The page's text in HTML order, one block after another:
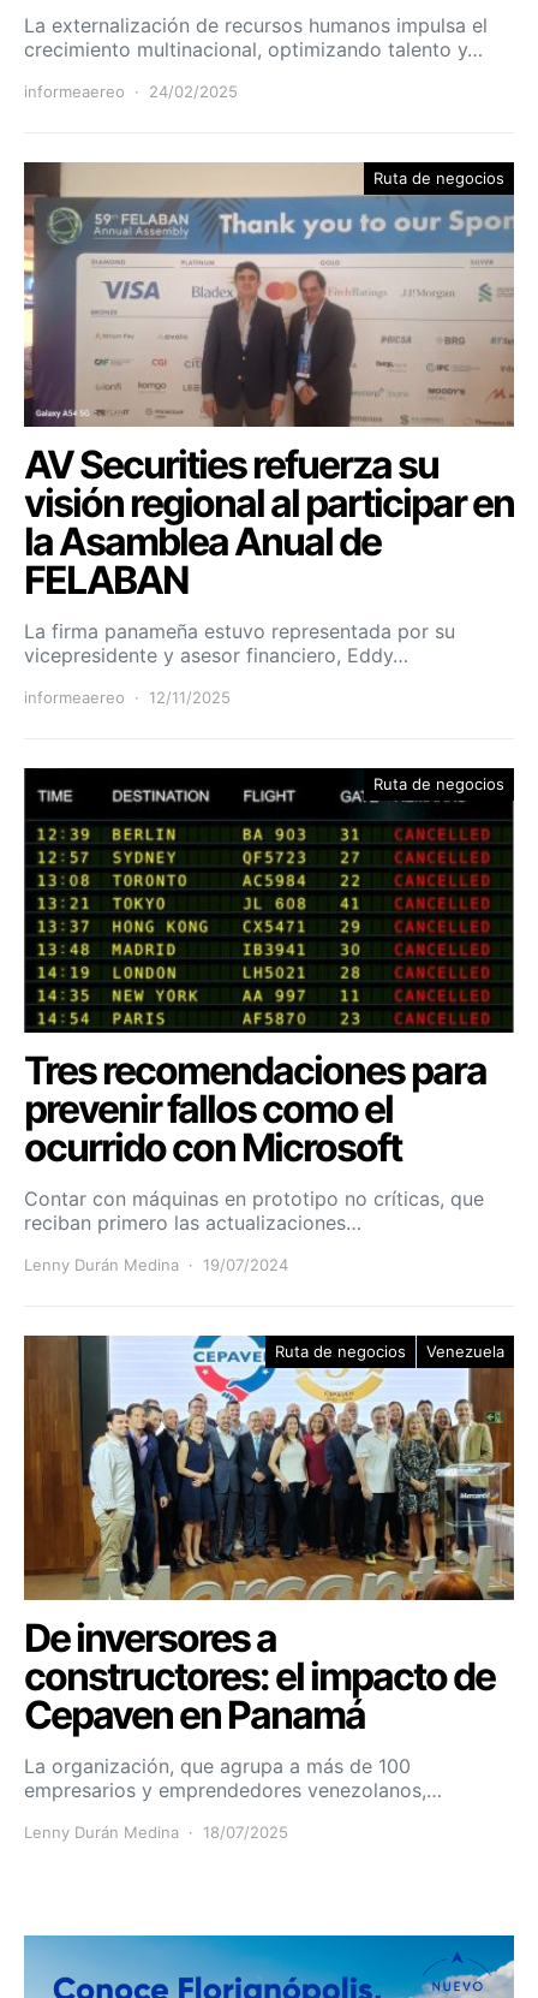
La externalización de recursos humanos impulsa el
crecimiento multinacional, optimizando talento y…
informeaereo 24/02/2025
Ruta de negocios
AV Securities refuerza su
visión regional al participar en
la Asamblea Anual de
FELABAN
La firma panameña estuvo representada por su
vicepresidente y asesor financiero, Eddy…
informeaereo 12/11/2025
Ruta de negocios
Tres recomendaciones para
prevenir fallos como el
ocurrido con Microsoft
Contar con máquinas en prototipo no críticas, que
reciban primero las actualizaciones…
Lenny Durán Medina 19/07/2024
Ruta de negocios Venezuela
De inversores a
constructores: el impacto de
Cepaven en Panamá
La organización, que agrupa a más de 100
empresarios y emprendedores venezolanos,…
Lenny Durán Medina 18/07/2025